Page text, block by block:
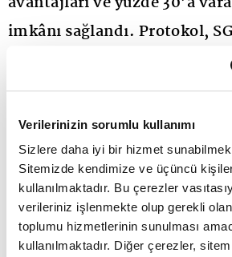
Verilerinizin sorumlu kullanımı
Sizlere daha iyi bir hizmet
Sitemizde kendimize ve üçüncü
kullanılmaktadır. Bu çerezler
verileriniz işlenmekte olup gerekli
toplumu hizmetlerinin sunulması
kullanılmaktadır. Diğer çerezler,
imkânı sağlandı. Protokol,
Yunus Elitaş ile Türkiye
Müdürü Taha Çakmak
Sigortacılığı toplumun daha
erişilebilir kılmayı amaçlayan
özel kampanya, Ankara'da
kamuoyuna tanıtıldı.